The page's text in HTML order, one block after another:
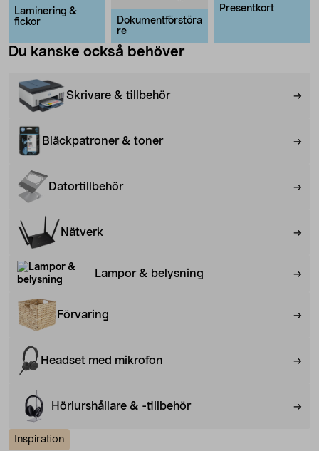
Laminering &
fickor
Dokumentförstöra
re
Presentkort
Du kanske också behöver
Skrivare & tillbehör
Bläckpatroner & toner
Datortillbehör
Nätverk
Lampor & belysning
Förvaring
Headset med mikrofon
Hörlurshållare & -tillbehör
Inspiration